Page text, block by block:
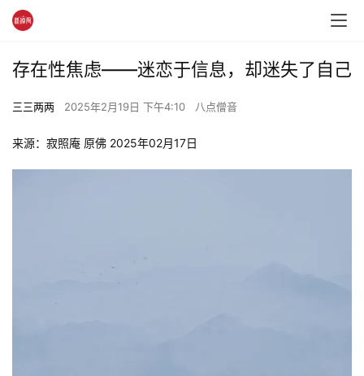
存在性焦虑——迷恋于信息，却迷失了自己
三三两两 2025年2月19日 下午4:10 八点僧音
来源：寂照庵 原佛 2025年02月17日